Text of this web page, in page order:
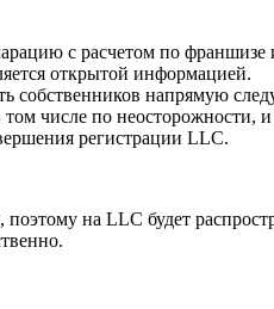
с расчетом по
открытой информацией.
собственников напрямую
числе по
регистрации LLC.
на LLC будет